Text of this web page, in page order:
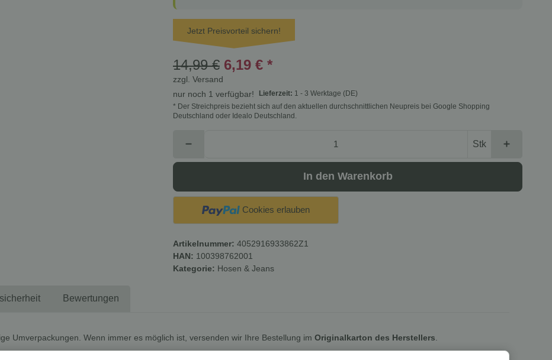
Jetzt Preisvorteil sichern!
14,99 € 6,19 € *
zzgl. Versand
nur noch 1 verfügbar!
Lieferzeit: 1 - 3 Werktage (DE)
* Der Streichpreis bezieht sich auf den aktuellen durchschnittlichen Neupreis bei Google Shopping
Deutschland oder Idealo Deutschland.
Stk
In den Warenkorb
Cookies erlauben
Artikelnummer: 4052916933862Z1
HAN: 100398762001
Kategorie: Hosen & Jeans
Bewertungen
Umverpackungen. Wenn immer es möglich ist, versenden wir Ihre Bestellung im Originalkarton des Herstellers